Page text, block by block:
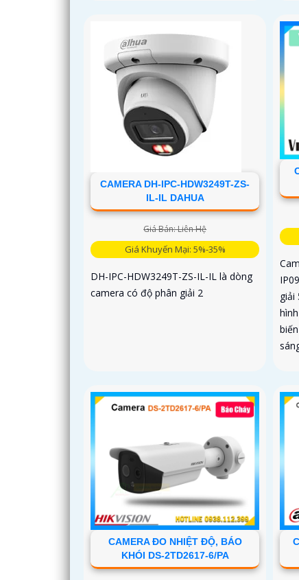
CAMERA DH-IPC-HDW3249T-ZS-
IL-IL DAHUA
Giá Bán: Liên Hệ
Giá Khuyến Mại: 5%-35%
DH-IPC-HDW3249T-ZS-IL-IL là dòng
camera có độ phân giải 2
giải
CAMERA ĐO NHIỆT ĐỘ, BÁO
KHÓI DS-2TD2617-6/PA